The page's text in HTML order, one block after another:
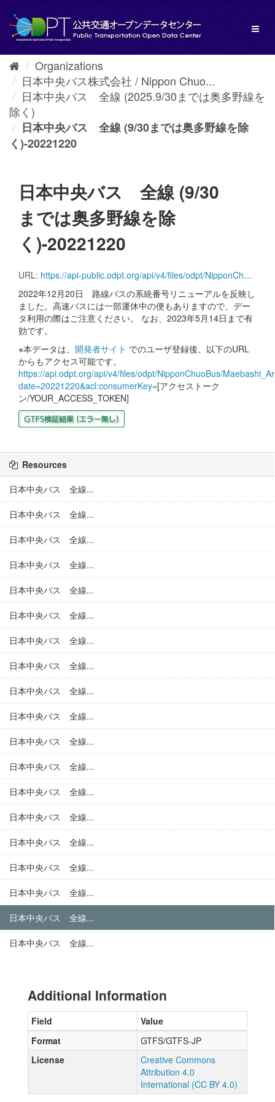
content
Organizations
日本中央バス株式会社 / Nippon Chuo...
日本中央バス 全線 (2025.9/30までは奥多野線を
除く)
日本中央バス 全線 (9/30までは奥多野線を除
く)-20221220
日本中央バス 全線 (9/30
までは奥多野線を除
く)-20221220
URL: https://api-public.odpt.org/api/v4/files/odpt/NipponChuoBus/Maebashi_Area.zip?date=20221220
2022年12月20日 路線バスの系統番号リニューアルを反映し
ました。高速バスには一部運休中の便もありますので、デー
タ利用の際はご注意ください。 なお、2023年5月14日まで有
効です。
※本データは、 開発者サイト でのユーザ登録後、以下のURL
からもアクセス可能です。
https://api.odpt.org/api/v4/files/odpt/NipponChuoBus/
date=20221220&acl:consumerKey=[アクセストーク
ン/YOUR_ACCESS_TOKEN]
Resources
日本中央バス 全線...
日本中央バス 全線...
日本中央バス 全線...
日本中央バス 全線...
日本中央バス 全線...
日本中央バス 全線...
日本中央バス 全線...
日本中央バス 全線...
日本中央バス 全線...
日本中央バス 全線...
日本中央バス 全線...
日本中央バス 全線...
日本中央バス 全線...
日本中央バス 全線...
日本中央バス 全線...
日本中央バス 全線...
日本中央バス 全線...
日本中央バス 全線...
日本中央バス 全線...
Additional Information
Field
Value
Format
GTFS/GTFS-JP
License
Creative Commons
Attribution 4.0
International (CC BY 4.0)